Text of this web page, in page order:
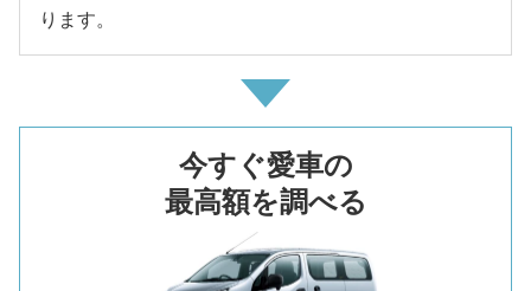
ります。
今すぐ愛車の
最高額を調べる